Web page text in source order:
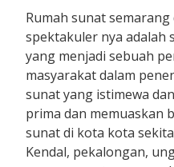
Rumah sunat
spektakuler nya adalah
yang menjadi sebuah
masyarakat dalam
sunat yang istimewa
prima dan memuaskan
sunat di kota kota
Kendal, pekalongan,